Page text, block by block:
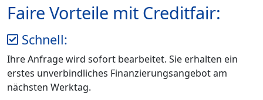
Faire Vorteile mit Creditfair:
Schnell:
Ihre Anfrage wird sofort bearbeitet. Sie erhalten ein
erstes unverbindliches Finanzierungsangebot am
nächsten Werktag.